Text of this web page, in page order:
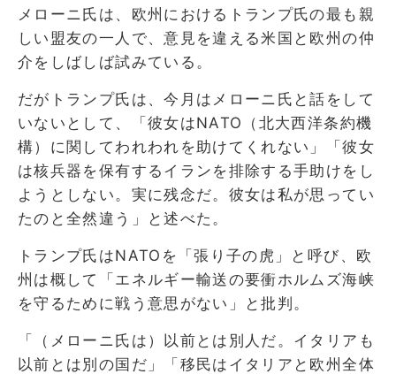
メローニ氏は、欧州におけるトランプ氏の最も親
しい盟友の一人で、意見を違える米国と欧州の仲
介をしばしば試みている。
だがトランプ氏は、今月はメローニ氏と話をして
いないとして、「彼女はNATO（北大西洋条約機
構）に関してわれわれを助けてくれない」「彼女
は核兵器を保有するイランを排除する手助けをし
ようとしない。実に残念だ。彼女は私が思ってい
たのと全然違う」と述べた。
トランプ氏はNATOを「張り子の虎」と呼び、欧
州は概して「エネルギー輸送の要衝ホルムズ海峡
を守るために戦う意思がない」と批判。
「（メローニ氏は）以前とは別人だ。イタリアも
以前とは別の国だ」「移民はイタリアと欧州全体